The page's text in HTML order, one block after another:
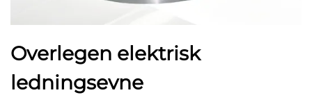
Overlegen elektrisk
ledningsevne